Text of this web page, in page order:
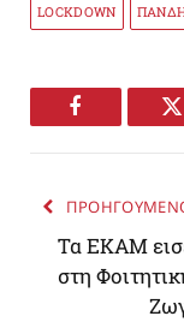
LOCKDOWN
Facebook
Τα ΕΚΑΜ
στη